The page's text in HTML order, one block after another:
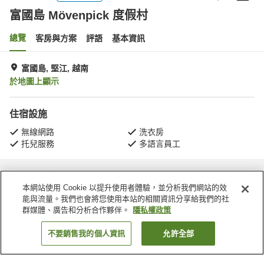
富國島 Mövenpick 度假村
總覽 客房與方案 評語 基本資訊
富國島, 堅江, 越南
於地圖上顯示
住宿設施
無線網路
洗衣房
托兒服務
多語言員工
首頁 越南 堅江 富國島 富國島 Mövenpick 度假村
找客房
本網站使用 Cookie 以提升使用者體驗，並分析我們網站的效
能與流量。我們也會將您使用本站的相關資訊分享給我們的社
群媒體、廣告和分析合作夥伴。
隱私權政策
不要銷售我的個人資訊 允許全部